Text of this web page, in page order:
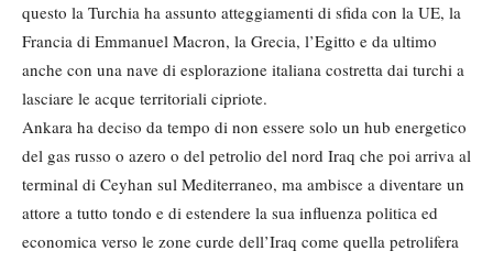
questo la Turchia ha assunto atteggiamenti di sfida con la UE, la
Francia di Emmanuel Macron, la Grecia, l’Egitto e da ultimo
anche con una nave di esplorazione italiana costretta dai turchi a
lasciare le acque territoriali cipriote.
Ankara ha deciso da tempo di non essere solo un hub energetico
del gas russo o azero o del petrolio del nord Iraq che poi arriva al
terminal di Ceyhan sul Mediterraneo, ma ambisce a diventare un
attore a tutto tondo e di estendere la sua influenza politica ed
economica verso le zone curde dell’Iraq come quella petrolifera